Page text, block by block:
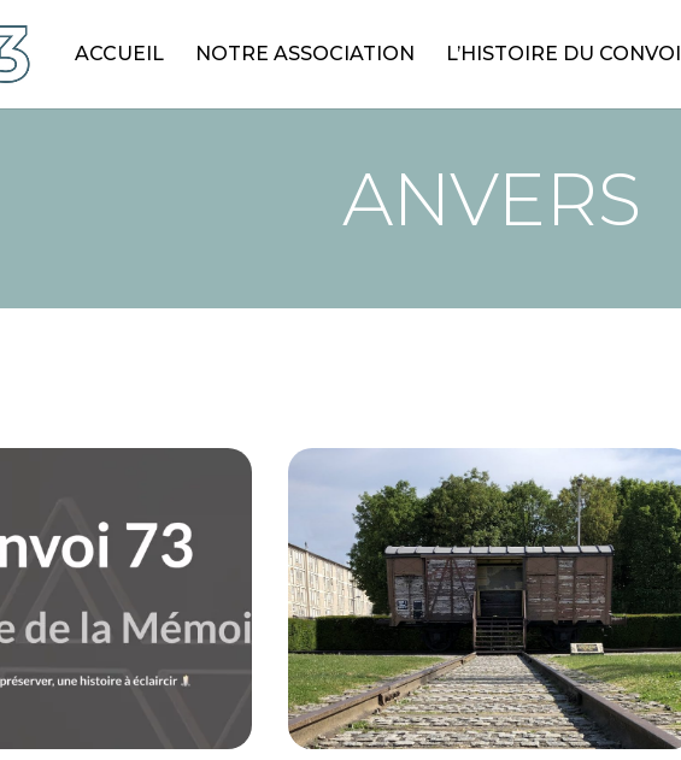
ACCUEIL NOTRE ASSOCIATION L’HISTOIRE DU CONVOI
ANVERS